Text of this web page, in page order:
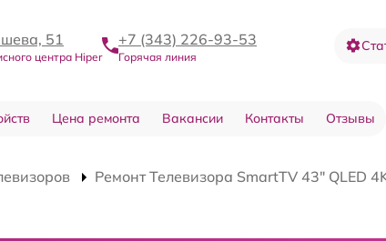
51
центра Hiper
+7 (343) 226-93-53
Горячая линия
Цена ремонта Вакансии Контакты Отзывы
Ремонт Телевизора SmartTV 43" QLED